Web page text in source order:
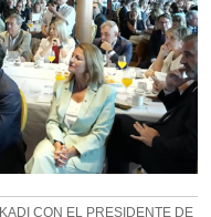
CON EL PRESIDENTE DE